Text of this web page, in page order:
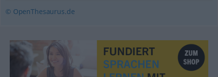
© OpenThesaurus.de